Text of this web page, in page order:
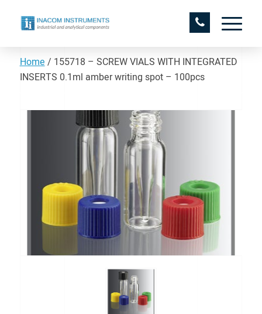
Home / 155718 – SCREW VIALS WITH INTEGRATED
INSERTS 0.1ml amber writing spot – 100pcs